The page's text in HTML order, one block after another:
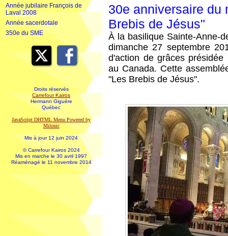
Année jubilaire François de
Laval 2008
Année sacerdotale
350e du SME
Droits réservés
Carrefour Kairos
Hermann Giguère
Québec
JavaScript DHTML Menu Powered by
Milonic
Mis à jour 12 juin 2024
© Carrefour Kairos 2024
Mis en marche le 30 avril 1997
Réaménagé le 11 novembre 2014
30e anniversaire du
Brebis de Jésus"
À la basilique Sainte-Anne-
dimanche 27 septembre
d'action de grâces
au Canada. Cette
"Les Brebis de Jésus".